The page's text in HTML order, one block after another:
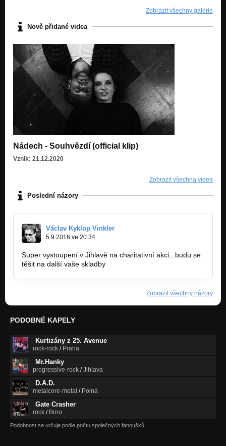
Zobrazit všechny galerie
Nově přidané videa
Nádech - Souhvězdí (official klip)
Vznik: 21.12.2020
Zobrazit všechna videa
Poslední názory
Václav Kyklop Vinkler
5.9.2016 ve 20:34
Super vystoupení v Jihlavě na charitativní akci...budu se
těšit na další vaše skladby
Zobrazit všechny názory
PODOBNÉ KAPELY
Kurtizány z 25. Avenue
rock-rock / Praha
Mr.Hanky
progressive-rock /Jihlava
D.A.D.
metalcore-metal / Polná
Gate Crasher
rock / Brno
Podobnost se určuje podle počtu společných fanoušků.